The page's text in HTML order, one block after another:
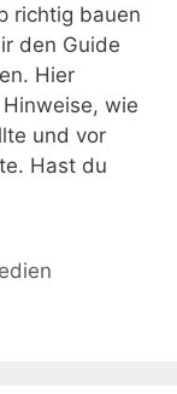
richtig bauen
den Guide
Hier
wie
und vor
Hast du